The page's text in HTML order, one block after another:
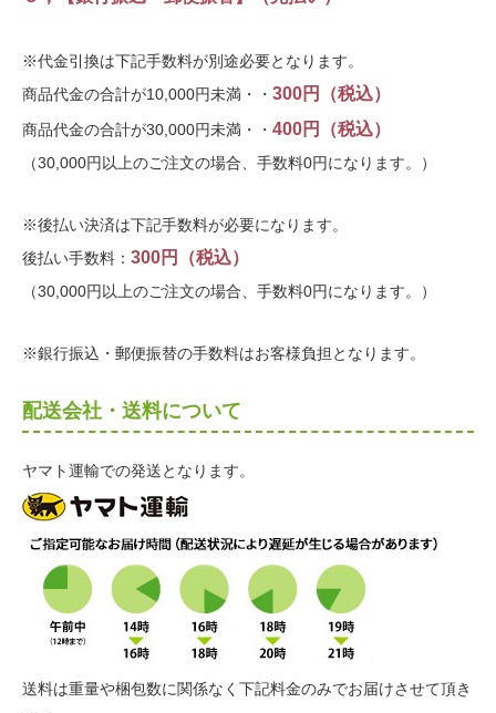
※代金引換は下記手数料が別途必要となります。
商品代金の合計が10,000円未満・・ 300円（税込）
商品代金の合計が30,000円未満・・ 400円（税込）
（30,000円以上のご注文の場合、手数料0円になります。）
※後払い決済は下記手数料が必要になります。
後払い手数料： 300円（税込）
（30,000円以上のご注文の場合、手数料0円になります。）
※銀行振込・郵便振替の手数料はお客様負担となります。
配送会社・送料について
ヤマト運輸での発送となります。
送料は重量や梱包数に関係なく下記料金のみでお届けさせて頂き